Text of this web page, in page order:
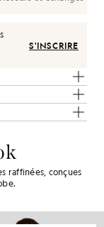
S'INSCRIRE
raffinées, conçues